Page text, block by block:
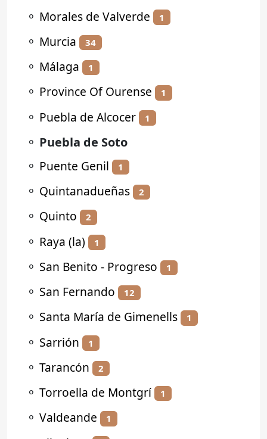
⚬ Morales de Valverde 1
⚬ Murcia 34
⚬ Málaga 1
⚬ Province Of Ourense 1
⚬ Puebla de Alcocer 1
⚬ Puebla de Soto
⚬ Puente Genil 1
⚬ Quintanadueñas 2
⚬ Quinto 2
⚬ Raya (la) 1
⚬ San Benito - Progreso 1
⚬ San Fernando 12
⚬ Santa María de Gimenells 1
⚬ Sarrión 1
⚬ Tarancón 2
⚬ Torroella de Montgrí 1
⚬ Valdeande 1